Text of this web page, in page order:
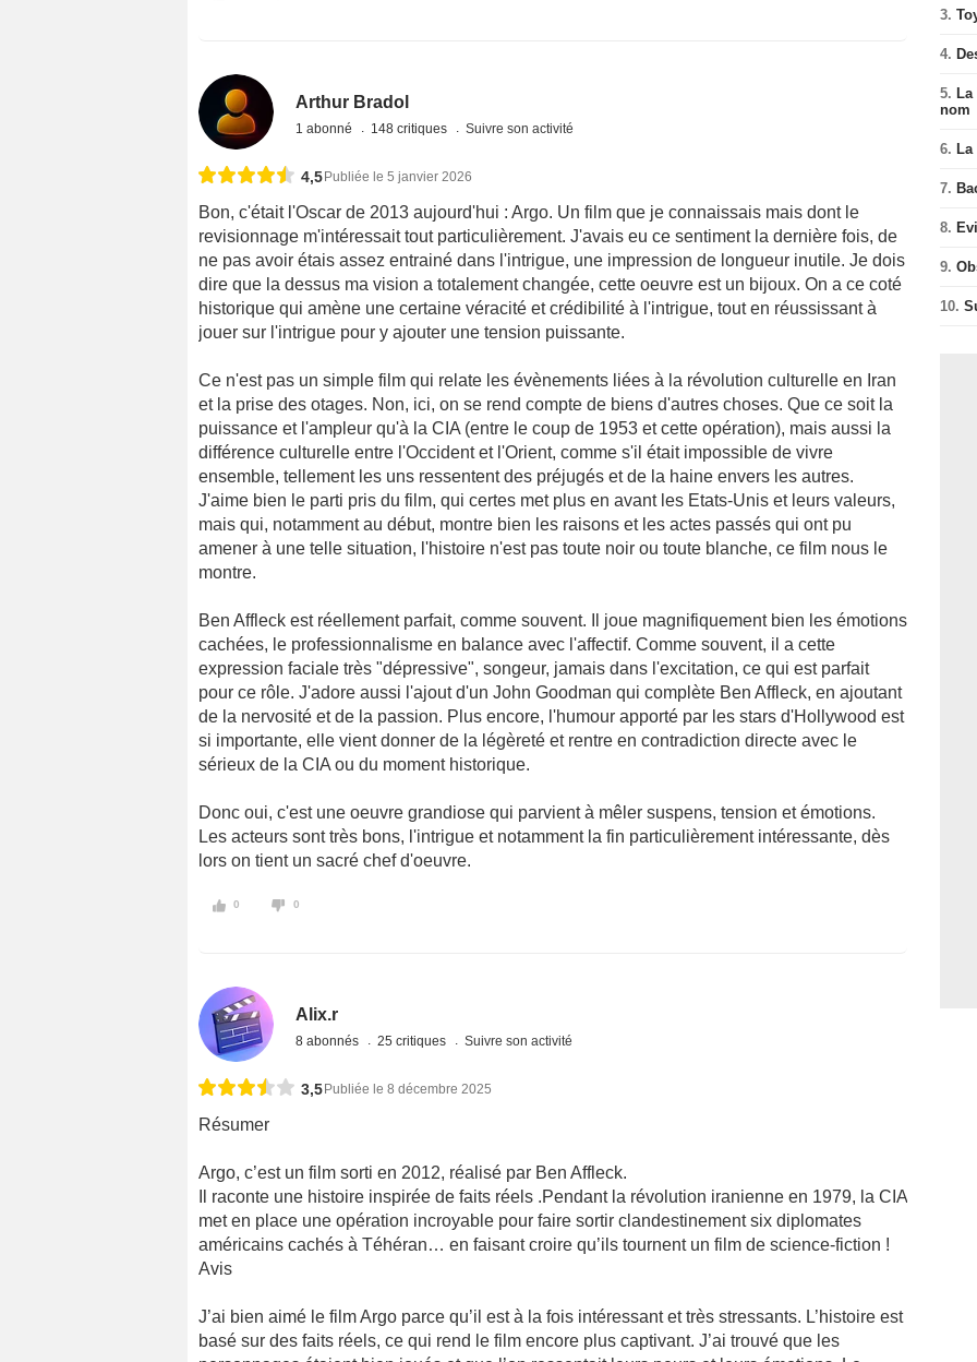
Arthur Bradol
1 abonné 148 critiques Suivre son activité
4,5 Publiée le 5 janvier 2026
Bon, c'était l'Oscar de 2013 aujourd'hui : Argo. Un film que je connaissais mais dont le
revisionnage m'intéressait tout particulièrement. J'avais eu ce sentiment la dernière fois, de
ne pas avoir étais assez entrainé dans l'intrigue, une impression de longueur inutile. Je dois
dire que la dessus ma vision a totalement changée, cette oeuvre est un bijoux. On a ce coté
historique qui amène une certaine véracité et crédibilité à l'intrigue, tout en réussissant à
jouer sur l'intrigue pour y ajouter une tension puissante.
Ce n'est pas un simple film qui relate les évènements liées à la révolution culturelle en Iran
et la prise des otages. Non, ici, on se rend compte de biens d'autres choses. Que ce soit la
puissance et l'ampleur qu'à la CIA (entre le coup de 1953 et cette opération), mais aussi la
différence culturelle entre l'Occident et l'Orient, comme s'il était impossible de vivre
ensemble, tellement les uns ressentent des préjugés et de la haine envers les autres.
J'aime bien le parti pris du film, qui certes met plus en avant les Etats-Unis et leurs valeurs,
mais qui, notamment au début, montre bien les raisons et les actes passés qui ont pu
amener à une telle situation, l'histoire n'est pas toute noir ou toute blanche, ce film nous le
montre.
Ben Affleck est réellement parfait, comme souvent. Il joue magnifiquement bien les émotions
cachées, le professionnalisme en balance avec l'affectif. Comme souvent, il a cette
expression faciale très "dépressive", songeur, jamais dans l'excitation, ce qui est parfait
pour ce rôle. J'adore aussi l'ajout d'un John Goodman qui complète Ben Affleck, en ajoutant
de la nervosité et de la passion. Plus encore, l'humour apporté par les stars d'Hollywood est
si importante, elle vient donner de la légèreté et rentre en contradiction directe avec le
sérieux de la CIA ou du moment historique.
Donc oui, c'est une oeuvre grandiose qui parvient à mêler suspens, tension et émotions.
Les acteurs sont très bons, l'intrigue et notamment la fin particulièrement intéressante, dès
lors on tient un sacré chef d'oeuvre.
0 0
Alix.r
8 abonnés 25 critiques Suivre son activité
3,5 Publiée le 8 décembre 2025
Résumer
Argo, c’est un film sorti en 2012, réalisé par Ben Affleck.
Il raconte une histoire inspirée de faits réels .Pendant la révolution iranienne en 1979, la CIA
met en place une opération incroyable pour faire sortir clandestinement six diplomates
américains cachés à Téhéran… en faisant croire qu’ils tournent un film de science-fiction !
Avis
J’ai bien aimé le film Argo parce qu’il est à la fois intéressant et très stressants. L’histoire est
basé sur des faits réels, ce qui rend le film encore plus captivant. J’ai trouvé que les
3.
4.
5.
nom
6.
7.
8.
9.
10.